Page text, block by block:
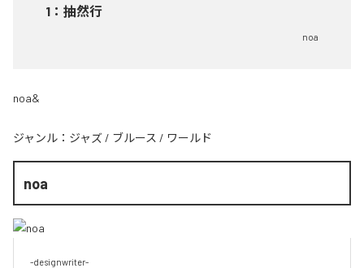
1 ： 抽然行
noa
noa&
ジャンル： ジャズ / ブルース / ワールド
noa
-designwriter-